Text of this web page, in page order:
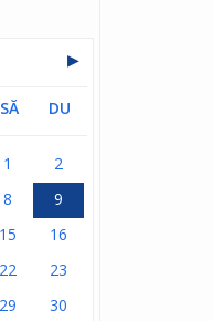
▶
SĂ DU
1
2
8
9
15
16
22
23
29
30